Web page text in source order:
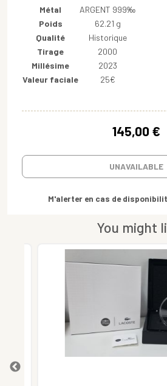
Métal
ARGENT 999‰
Poids
62.21 g
Qualité
Historique
Tirage
2000
Millésime
2023
Valeur faciale
25€
145,00 €
UNAVAILABLE
M'alerter en cas de
You might